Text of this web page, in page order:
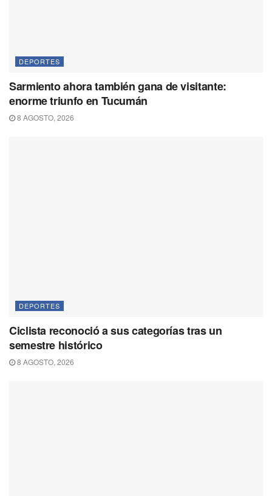
DEPORTES
Sarmiento ahora también gana de visitante:
enorme triunfo en Tucumán
8 AGOSTO, 2026
DEPORTES
Ciclista reconoció a sus categorías tras un
semestre histórico
8 AGOSTO, 2026